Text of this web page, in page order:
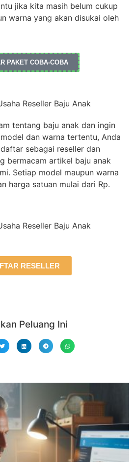
jika kita masih belum cukup
warna yang akan disukai oleh
PAKET COBA-COBA
tentang baju anak dan ingin
dan warna tertentu, Anda
sebagai reseller dan
bermacam artikel baju anak
Setiap model maupun warna
harga satuan mulai dari Rp.
RESELLER
Peluang Ini